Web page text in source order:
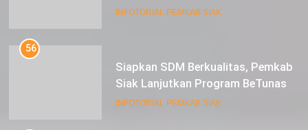
Usman
INFOTORIAL PEMKAB SIAK
56
Siapkan SDM Berkualitas, Pemkab
Siak Lanjutkan Program BeTunas
INFOTORIAL PEMKAB SIAK